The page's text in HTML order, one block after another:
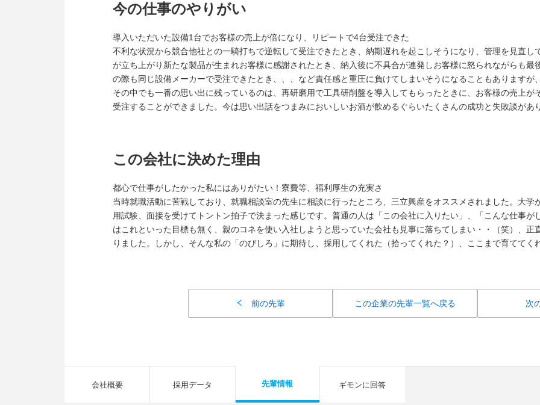
今の仕事のやりがい
導入いただいた設備1台でお客様の売上が倍になり、リピートで4台受注できた
不利な状況から競合他社との一騎打ちで逆転して受注できたとき、納期遅れを起こしそうになり、管理を見直し
が立ち上がり新たな製品が生まれお客様に感謝されたとき、納入後に不具合が連発しお客様に怒られながらも最
の際も同じ設備メーカーで受注できたとき、、、など責任感と重圧に負けてしまいそうになることもありますが
その中でも一番の思い出に残っているのは、再研磨用で工具研削盤を導入してもらったときに、お客様の売上
受注することができました。今は思い出話をつまみにおいしいお酒が飲めるぐらいたくさんの成功と失敗談があ
この会社に決めた理由
都心で仕事がしたかった私にはありがたい！寮費等、福利厚生の充実さ
当時就職活動に苦戦しており、就職相談室の先生に相談に行ったところ、三立興産をオススメされました。大
用試験、面接を受けてトントン拍子で決まった感じです。普通の人は「この会社に入りたい」、「こんな仕事
はこれといった目標も無く、親のコネを使い入社しようと思っていた会社も見事に落ちてしまい・・（笑）、
りました。しかし、そんな私の「のびしろ」に期待し、採用してくれた（拾ってくれた？）、ここまで育ててく
前の先輩 この企業の先輩一覧へ戻る 次
会社概要 採用データ 先輩情報 ギモンに回答